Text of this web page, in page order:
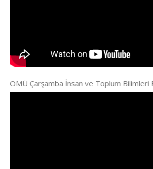
OMÜ Çarşamba İnsan ve Toplum Bilimleri